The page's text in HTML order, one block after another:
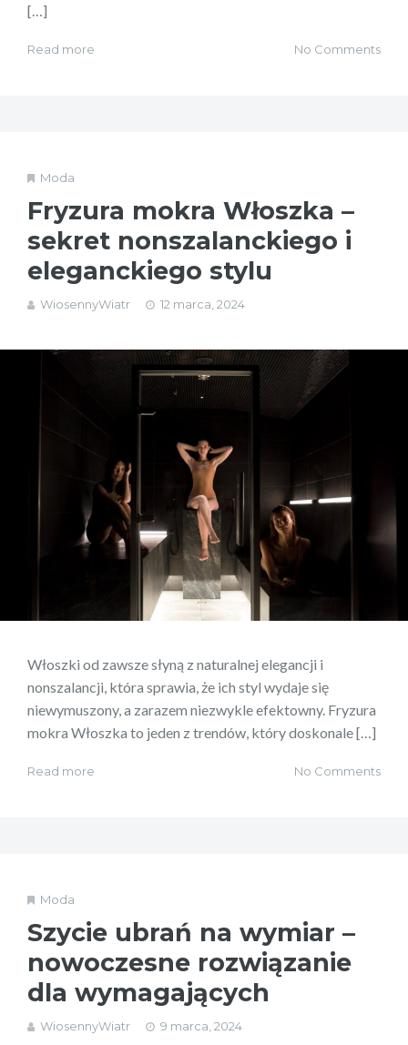
[…]
Read more No Comments
Moda
Fryzura mokra Włoszka –
sekret nonszalanckiego i
eleganckiego stylu
WiosennyWiatr 12 marca, 2024
Włoszki od zawsze słyną z naturalnej elegancji i
nonszalancji, która sprawia, że ich styl wydaje się
niewymuszony, a zarazem niezwykle efektowny. Fryzura
mokra Włoszka to jeden z trendów, który doskonale […]
Read more No Comments
Moda
Szycie ubrań na wymiar –
nowoczesne rozwiązanie
dla wymagających
WiosennyWiatr 9 marca, 2024